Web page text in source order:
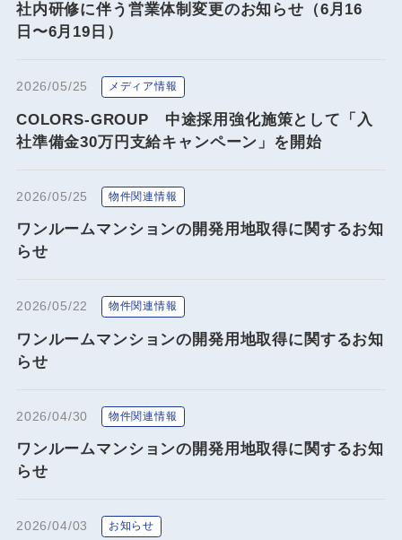
社内研修に伴う営業体制変更のお知らせ（6月16
日〜6月19日）
2026/05/25 メディア情報
COLORS-GROUP 中途採用強化施策として「入
社準備金30万円支給キャンペーン」を開始
2026/05/25 物件関連情報
ワンルームマンションの開発用地取得に関するお知
らせ
2026/05/22 物件関連情報
ワンルームマンションの開発用地取得に関するお知
らせ
2026/04/30 物件関連情報
ワンルームマンションの開発用地取得に関するお知
らせ
2026/04/03 お知らせ